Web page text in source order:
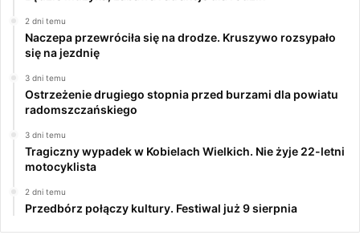
2 dni temu
Naczepa przewróciła się na drodze. Kruszywo rozsypało
się na jezdnię
3 dni temu
Ostrzeżenie drugiego stopnia przed burzami dla powiatu
radomszczańskiego
3 dni temu
Tragiczny wypadek w Kobielach Wielkich. Nie żyje 22-letni
motocyklista
2 dni temu
Przedbórz połączy kultury. Festiwal już 9 sierpnia